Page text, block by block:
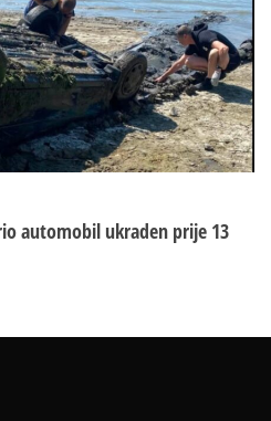
automobil ukraden prije 13